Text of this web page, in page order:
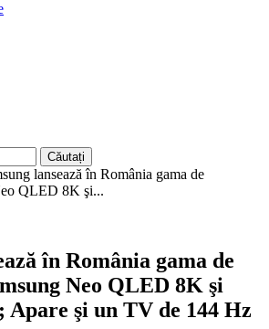
lansează în România gama de
QLED 8K şi...
în România gama de
Neo QLED 8K şi
Apare şi un TV de 144 Hz